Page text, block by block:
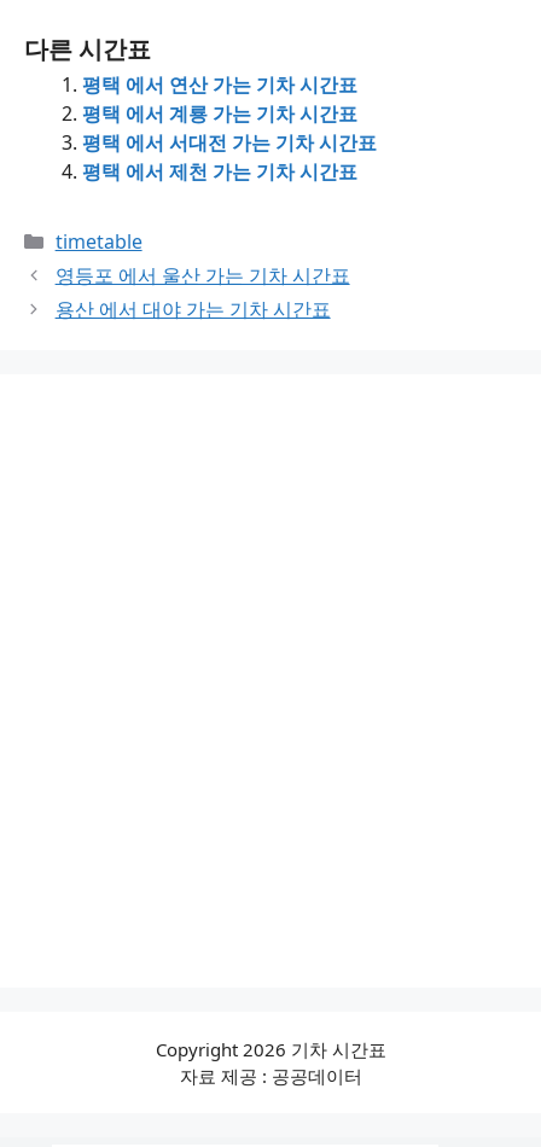
다른 시간표
평택 에서 연산 가는 기차 시간표
평택 에서 계룡 가는 기차 시간표
평택 에서 서대전 가는 기차 시간표
평택 에서 제천 가는 기차 시간표
Categories
timetable
영등포 에서 울산 가는 기차 시간표
용산 에서 대야 가는 기차 시간표
Copyright 2026 기차 시간표
자료 제공 : 공공데이터